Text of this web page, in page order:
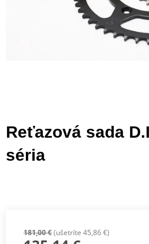
Reťazová sada
séria
181,00 €(ušetríte 45,86 €)